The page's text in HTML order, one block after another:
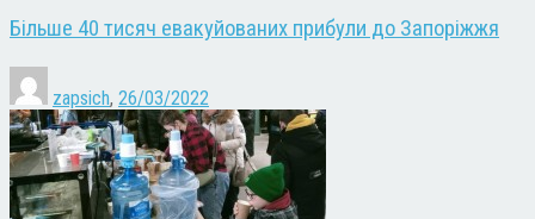
Більше 40 тисяч евакуйованих прибули до Запоріжжя
zapsich, 26/03/2022